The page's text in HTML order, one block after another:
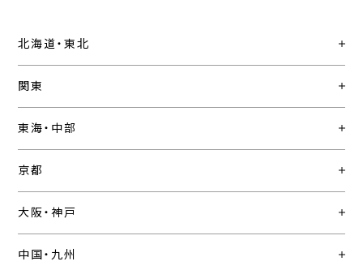
北海道・東北
関東
東海・中部
京都
大阪・神戸
中国・九州